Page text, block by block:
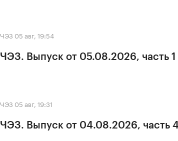
ЧЭЗ 05 авг, 19:54
ЧЭЗ. Выпуск от 05.08.2026, часть 1
ЧЭЗ 05 авг, 19:31
ЧЭЗ. Выпуск от 04.08.2026, часть